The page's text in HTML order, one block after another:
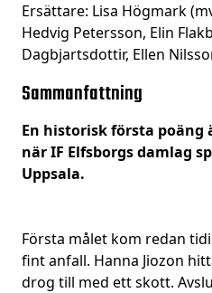
Ersättare: Lisa Högmark
Hedvig Petersson, Elin
Dagbjartsdottir, Ellen
Sammanfattning
En historisk första
när IF Elfsborgs damlag
Uppsala.
Första målet kom redan
fint anfall. Hanna Jiozon
drog till med ett skott.